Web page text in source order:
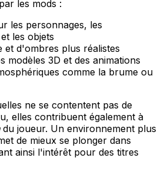
les mods :
les personnages, les
les objets
et d'ombres plus réalistes
modèles 3D et des animations
comme la brume ou
ne se contentent pas de
elles contribuent également à
du joueur. Un environnement plus
de mieux se plonger dans
ainsi l'intérêt pour des titres